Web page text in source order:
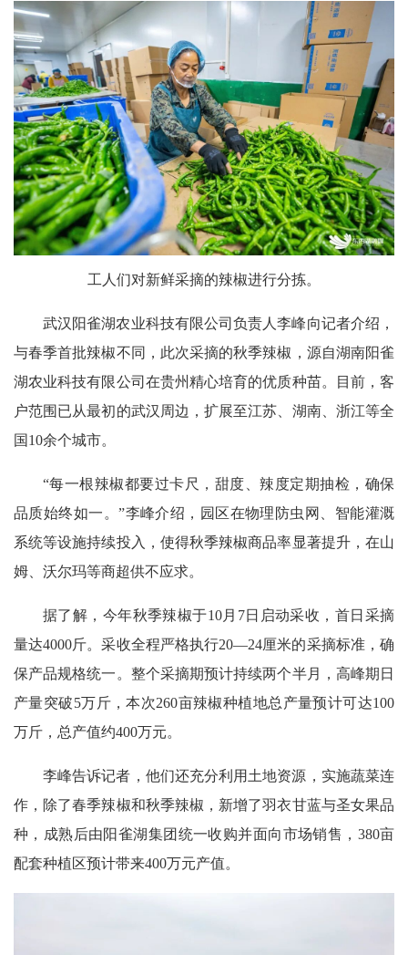
工人们对新鲜采摘的辣椒进行分拣。
武汉阳雀湖农业科技有限公司负责人李峰向记者介绍，
与春季首批辣椒不同，此次采摘的秋季辣椒，源自湖南阳雀
湖农业科技有限公司在贵州精心培育的优质种苗。目前，客
户范围已从最初的武汉周边，扩展至江苏、湖南、浙江等全
国10余个城市。
“每一根辣椒都要过卡尺，甜度、辣度定期抽检，确保
品质始终如一。”李峰介绍，园区在物理防虫网、智能灌溉
系统等设施持续投入，使得秋季辣椒商品率显著提升，在山
姆、沃尔玛等商超供不应求。
据了解，今年秋季辣椒于10月7日启动采收，首日采摘
量达4000斤。采收全程严格执行20—24厘米的采摘标准，确
保产品规格统一。整个采摘期预计持续两个半月，高峰期日
产量突破5万斤，本次260亩辣椒种植地总产量预计可达100
万斤，总产值约400万元。
李峰告诉记者，他们还充分利用土地资源，实施蔬菜连
作，除了春季辣椒和秋季辣椒，新增了羽衣甘蓝与圣女果品
种，成熟后由阳雀湖集团统一收购并面向市场销售，380亩
配套种植区预计带来400万元产值。